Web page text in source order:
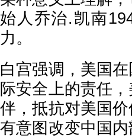
始人乔治.凯南
力。
白宫强调，美国
际安全上的责任
伴，抵抗对美国
有意图改变中国